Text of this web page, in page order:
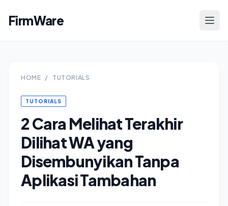
FirmWare
HOME / TUTORIALS
TUTORIALS
2 Cara Melihat Terakhir
Dilihat WA yang
Disembunyikan Tanpa
Aplikasi Tambahan